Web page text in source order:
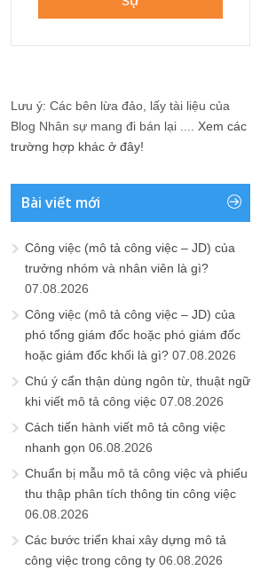
Lưu ý: Các bên lừa đảo, lấy tài liệu của
Blog Nhân sự mang đi bán lại .... Xem các
trường hợp khác ở đây!
Bài viết mới
Công việc (mô tả công việc – JD) của
trưởng nhóm và nhân viên là gì?
07.08.2026
Công việc (mô tả công việc – JD) của
phó tổng giám đốc hoặc phó giám đốc
hoặc giám đốc khối là gì? 07.08.2026
Chú ý cẩn thận dùng ngôn từ, thuật ngữ
khi viết mô tả công việc 07.08.2026
Cách tiến hành viết mô tả công việc
nhanh gọn 06.08.2026
Chuẩn bị mẫu mô tả công việc và phiếu
thu thập phân tích thông tin công việc
06.08.2026
Các bước triển khai xây dựng mô tả
công việc trong công ty 06.08.2026